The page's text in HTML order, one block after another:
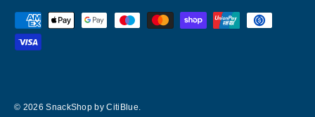
Metode de plată acceptate
© 2026SnackShop by CitiBlue.